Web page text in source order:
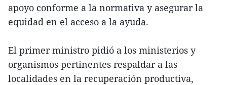
apoyo conforme a la normativa y asegurar la
equidad en el acceso a la ayuda.
El primer ministro pidió a los ministerios y
organismos pertinentes respaldar a las
localidades en la recuperación productiva,